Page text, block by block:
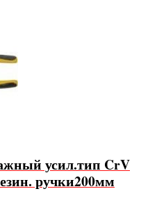
усил.тип CrV
ручки200мм